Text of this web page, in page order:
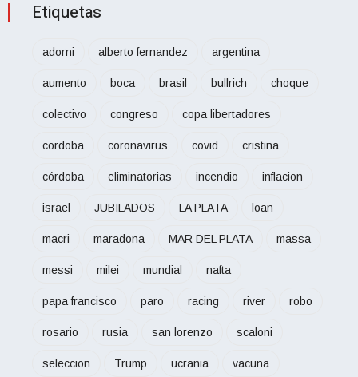
Etiquetas
adorni alberto fernandez argentina
aumento boca brasil bullrich choque
colectivo congreso copa libertadores
cordoba coronavirus covid cristina
córdoba eliminatorias incendio inflacion
israel JUBILADOS LA PLATA loan
macri maradona MAR DEL PLATA massa
messi milei mundial nafta
papa francisco paro racing river robo
rosario rusia san lorenzo scaloni
seleccion Trump ucrania vacuna